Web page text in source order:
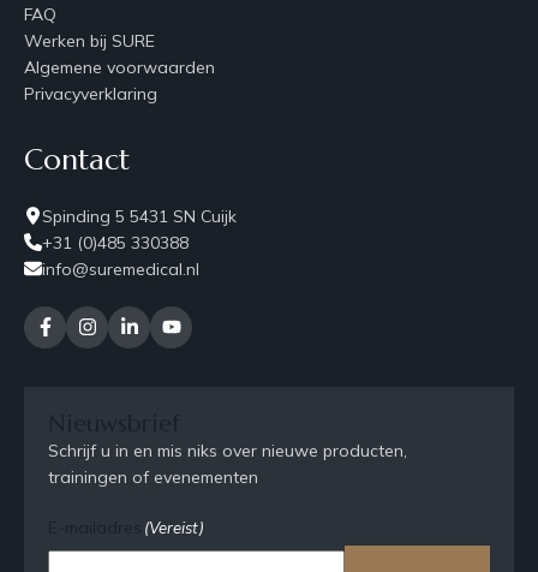
FAQ
Werken bij SURE
Algemene voorwaarden
Privacyverklaring
Contact
Spinding 5 5431 SN Cuijk
+31 (0)485 330388
info@suremedical.nl
Schrijf u in en mis niks over nieuwe producten,
trainingen of evenementen
(Vereist)